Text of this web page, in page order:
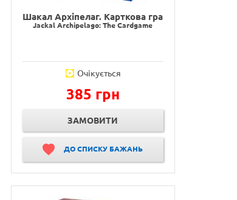
Шакал Архіпелаг. Карткова гра
Jackal Archipelago: The Cardgame
Очікується
385 грн
ЗАМОВИТИ
ДО СПИСКУ БАЖАНЬ